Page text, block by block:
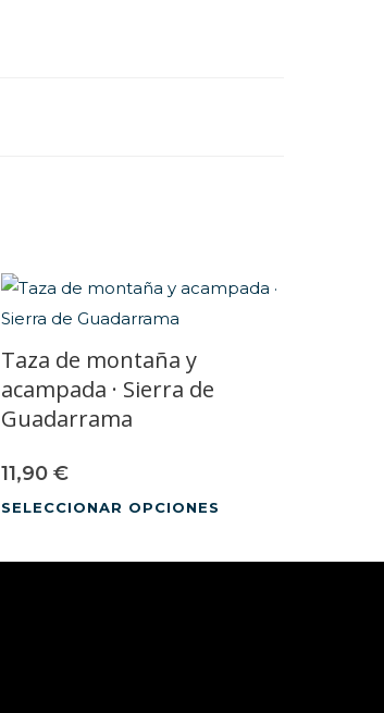
Taza de montaña y
acampada · Sierra de
Guadarrama
11,90 €
SELECCIONAR OPCIONES